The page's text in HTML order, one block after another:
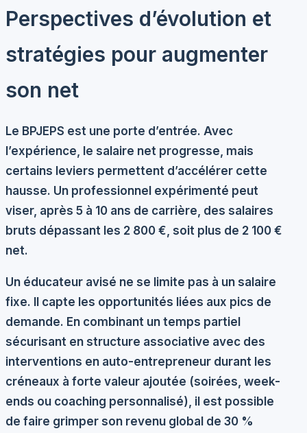
Perspectives d’évolution et
stratégies pour augmenter
son net
Le BPJEPS est une porte d’entrée. Avec
l’expérience, le salaire net progresse, mais
certains leviers permettent d’accélérer cette
hausse. Un professionnel expérimenté peut
viser, après 5 à 10 ans de carrière, des salaires
bruts dépassant les 2 800 €, soit plus de 2 100 €
net.
Un éducateur avisé ne se limite pas à un salaire
fixe. Il capte les opportunités liées aux pics de
demande. En combinant un temps partiel
sécurisant en structure associative avec des
interventions en auto-entrepreneur durant les
créneaux à forte valeur ajoutée (soirées, week-
ends ou coaching personnalisé), il est possible
de faire grimper son revenu global de 30 %